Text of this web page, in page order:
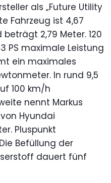
als „Future Utility
Fahrzeug ist 4,67
2,79 Meter. 120
PS maximale Leistung
ein maximales
In rund 9,5
100 km/h
nennt Markus
Hyundai
Pluspunkt
Befüllung der
dauert fünf